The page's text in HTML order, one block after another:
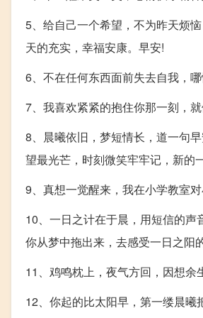
5、给自己一个希望，不为昨天烦
天的充实，幸福安康。早安!
6、不在任何东西面前失去自我，
7、我喜欢紧紧的抱住你那一刻，就
8、晨曦依旧，梦短情长，道一句
望最光芒，时刻微笑牢牢记，新的
9、真想一觉醒来，我在小学教室
10、一日之计在于晨，用短信的
你从梦中拖出来，去感受一日之阳
11、鸡鸣枕上，夜气方回，因想余
12、你起的比太阳早，第一缕晨